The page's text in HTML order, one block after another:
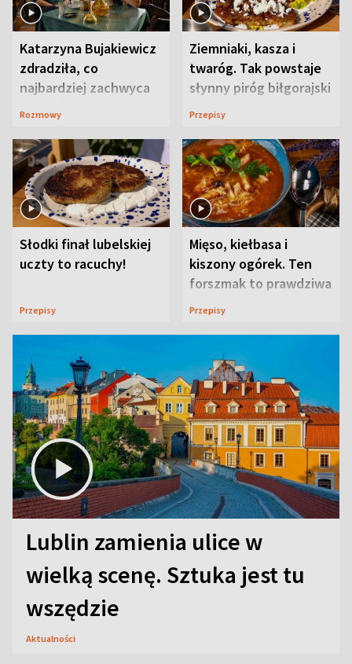
Katarzyna Bujakiewicz
zdradziła, co
najbardziej zachwyca
ją w Lublinie
Rozmowy
Ziemniaki, kasza i
twaróg. Tak powstaje
słynny piróg biłgorajski
Przepisy
Słodki finał lubelskiej
uczty to racuchy!
Przepisy
Mięso, kiełbasa i
kiszony ogórek. Ten
forszmak to prawdziwa
uczta
Przepisy
Lublin zamienia ulice w
wielką scenę. Sztuka jest tu
wszędzie
Aktualności